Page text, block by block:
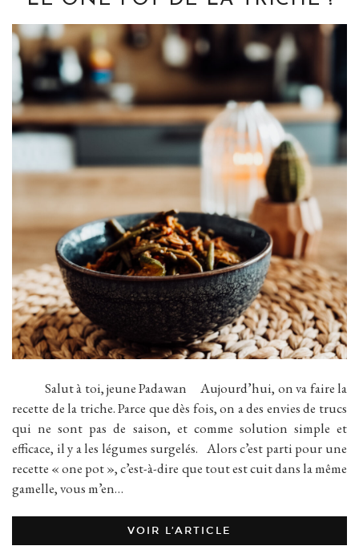
Salut à toi, jeune Padawan Aujourd’hui, on va faire la
recette de la triche. Parce que dès fois, on a des envies de trucs
qui ne sont pas de saison, et comme solution simple et
efficace, il y a les légumes surgelés. Alors c’est parti pour une
recette « one pot », c’est-à-dire que tout est cuit dans la même
gamelle, vous m’en…
VOIR L’ARTICLE